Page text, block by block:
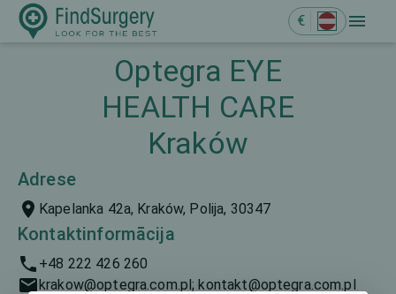
€
Optegra EYE
HEALTH CARE
Kraków
Adrese
Kapelanka 42a, Kraków, Polija, 30347
Kontaktinformācija
+48 222 426 260
krakow@optegra.com.pl; kontakt@optegra.com.pl